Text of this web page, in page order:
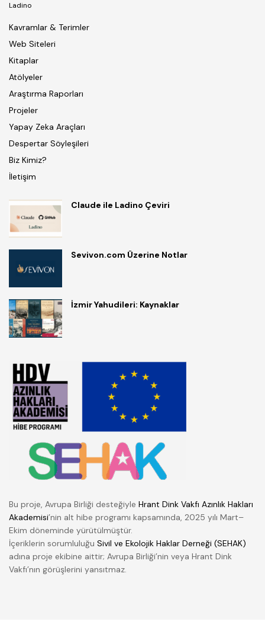
Ladino
Kavramlar & Terimler
Web Siteleri
Kitaplar
Atölyeler
Araştırma Raporları
Projeler
Yapay Zeka Araçları
Despertar Söyleşileri
Biz Kimiz?
İletişim
Claude ile Ladino Çeviri
Sevivon.com Üzerine Notlar
İzmir Yahudileri: Kaynaklar
Bu proje, Avrupa Birliği desteğiyle Hrant Dink Vakfı Azınlık Hakları
Akademisi’nin alt hibe programı kapsamında, 2025 yılı Mart–
Ekim döneminde yürütülmüştür.
İçeriklerin sorumluluğu Sivil ve Ekolojik Haklar Derneği (SEHAK)
adına proje ekibine aittir; Avrupa Birliği’nin veya Hrant Dink
Vakfı’nın görüşlerini yansıtmaz.